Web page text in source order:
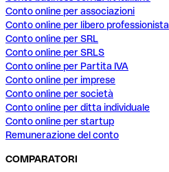
Conto online per associazioni
Conto online per libero professionista
Conto online per SRL
Conto online per SRLS
Conto online per Partita IVA
Conto online per imprese
Conto online per società
Conto online per ditta individuale
Conto online per startup
Remunerazione del conto
COMPARATORI